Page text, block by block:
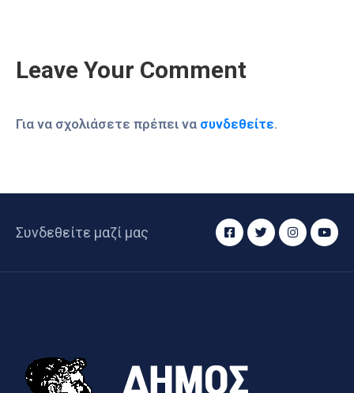
Leave Your Comment
Για να σχολιάσετε πρέπει να συνδεθείτε.
Συνδεθείτε μαζί μας